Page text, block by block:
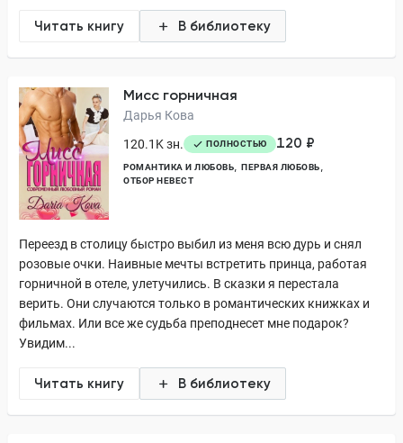
Читать книгу В библиотеку
Мисс горничная
Дарья Кова
120.1K зн.
ПОЛНОСТЬЮ 120 ₽
РОМАНТИКА И ЛЮБОВЬ
ПЕРВАЯ ЛЮБОВЬ
ОТБОР НЕВЕСТ
Переезд в столицу быстро выбил из меня всю дурь и снял
розовые очки. Наивные мечты встретить принца, работая
горничной в отеле, улетучились. В сказки я перестала
верить. Они случаются только в романтических книжках и
фильмах. Или все же судьба преподнесет мне подарок?
Увидим...
Читать книгу В библиотеку